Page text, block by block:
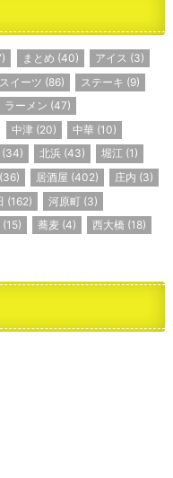
まとめ (40) アイス (3)
スイーツ (86) ステーキ (9)
ラーメン (47)
中津(20) 中華(10)
北浜(43) 堀江 (1)
(36) 居酒屋 (402) 庄内 (3)
(162) 河原町 (3)
(15) 蕎麦(4) 西大橋 (18)